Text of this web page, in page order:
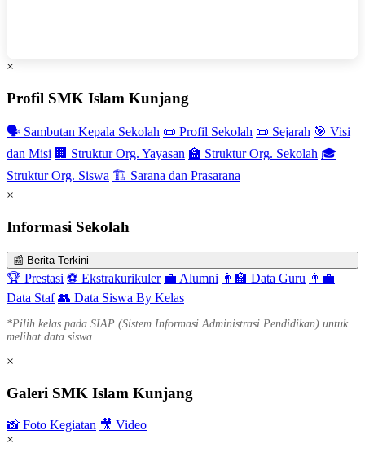
×
Profil SMK Islam Kunjang
🗣️ Sambutan Kepala Sekolah 📜 Profil Sekolah 📜 Sejarah 🎯 Visi
dan Misi 🏢 Struktur Org. Yayasan 🏫 Struktur Org. Sekolah 🎓
Struktur Org. Siswa 🏗️ Sarana dan Prasarana
×
Informasi Sekolah
📰 Berita Terkini
🏆 Prestasi ⚽ Ekstrakurikuler 💼 Alumni 👨‍🏫 Data Guru 👨‍💼
Data Staf 👥 Data Siswa By Kelas
*Pilih kelas pada SIAP (Sistem Informasi Administrasi Pendidikan) untuk
melihat data siswa.
×
Galeri SMK Islam Kunjang
📸 Foto Kegiatan 🎥 Video
×